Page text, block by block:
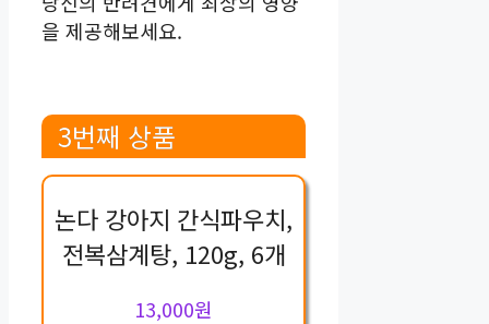
을 제공해보세요.
3번째 상품
논다 강아지 간식파우치,
전복삼계탕, 120g, 6개
13,000원